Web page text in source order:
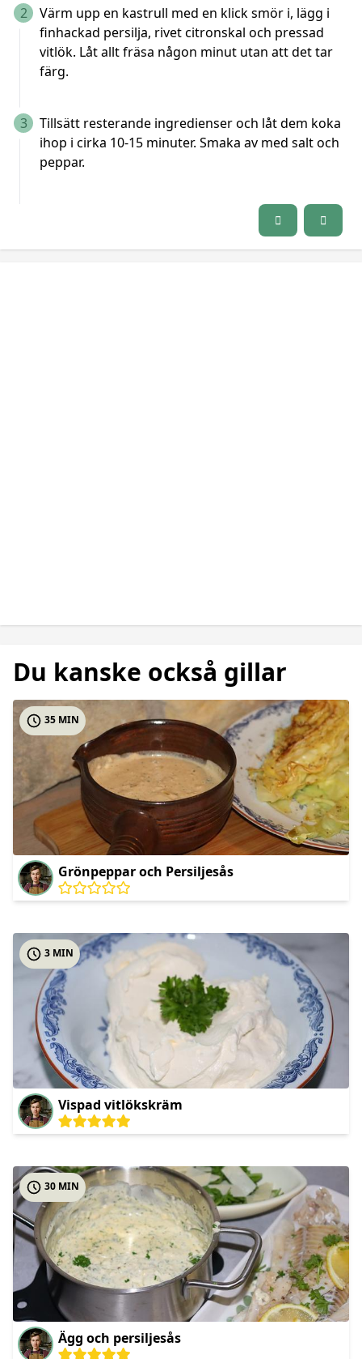
2
Värm upp en kastrull med en klick smör i, lägg i
finhackad persilja, rivet citronskal och pressad
vitlök. Låt allt fräsa någon minut utan att det tar
färg.
3
Tillsätt resterande ingredienser och låt dem koka
ihop i cirka 10-15 minuter. Smaka av med salt och
peppar.
Du kanske också gillar
Grönpeppar och Persiljesås
35 MIN
Vispad vitlökskräm
3 MIN
Ägg och persiljesås
30 MIN